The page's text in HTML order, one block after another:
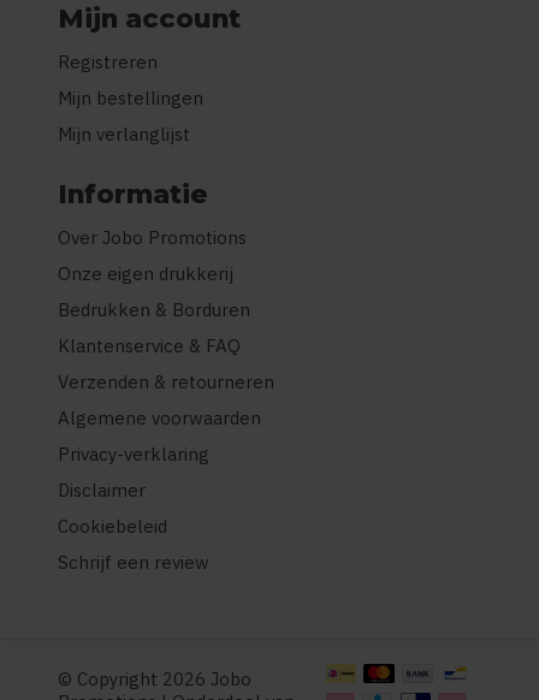
Mijn account
Registreren
Mijn bestellingen
Mijn verlanglijst
Informatie
Over Jobo Promotions
Onze eigen drukkerij
Bedrukken & Borduren
Klantenservice & FAQ
Verzenden & retourneren
Algemene voorwaarden
Privacy-verklaring
Disclaimer
Cookiebeleid
Schrijf een review
© Copyright 2026 Jobo